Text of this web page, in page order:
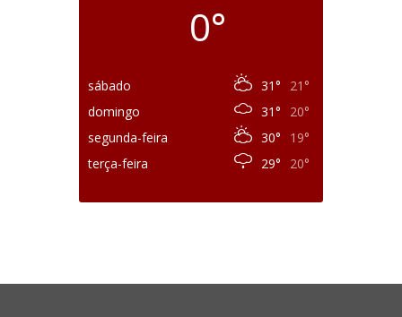
0°
sábado 31°
21°
domingo
31°
20°
segunda-feira
30°
19°
terça-feira
29° 20°